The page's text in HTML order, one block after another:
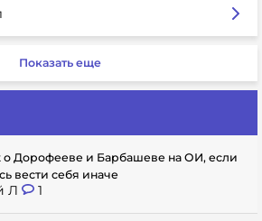
Показать еще
о Дорофееве и Барбашеве на ОИ, если
вести себя иначе
Л 1